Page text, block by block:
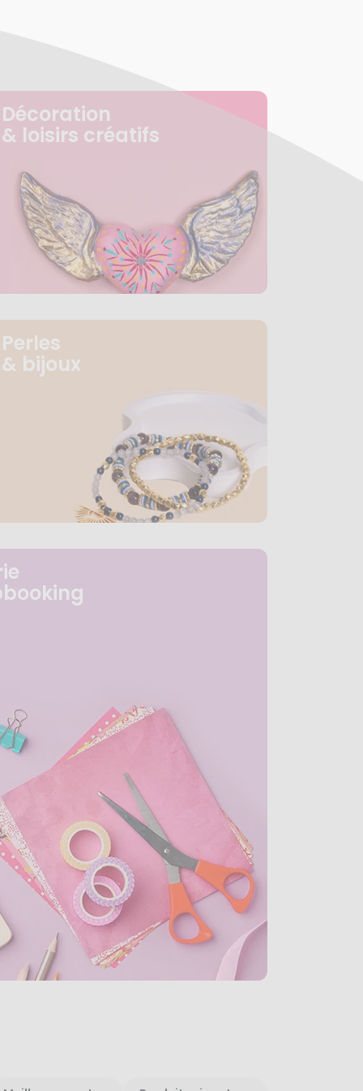
Décoration
& loisirs créatifs
Perles
& bijoux